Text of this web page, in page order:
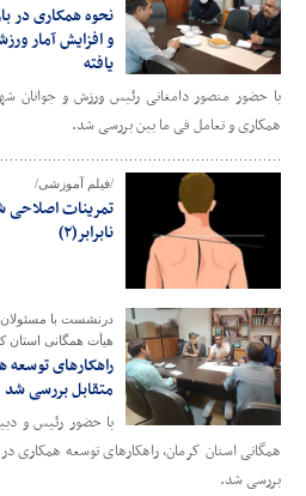
نحوه همکاری در
و افزایش آمار
یافته
با حضور منصور دامغانی رئیس ورزش و جوانان
همکاری و تعامل فی ما بین بررسی شد.
/فیلم آموزشی/
تمرینات اصلاحی
نابرابر(۲)
درنشست با مسئولان
هیأت همگانی استان
راهکارهای
متقابل بررسی شد
با حضور رئیس و
همگانی استان کرمان، راهکارهای توسعه همکاری
بررسی شد.